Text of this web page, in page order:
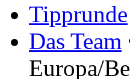
Tipprunde
Das Team
Europa/